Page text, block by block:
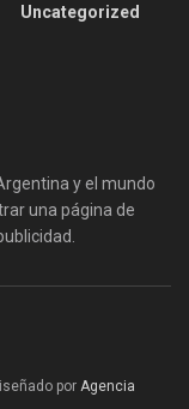
Uncategorized
y el mundo
una página de
por Agencia